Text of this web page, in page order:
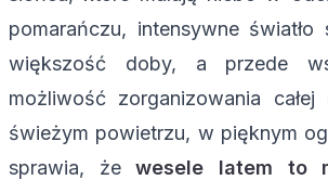
pomarańczu, intensywne światło
większość doby, a przede
możliwość zorganizowania
świeżym powietrzu, w pięknym
sprawia, żewesele latem to